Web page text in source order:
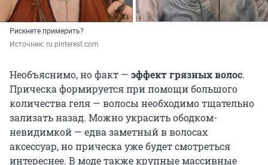
Рискнете примерить?
Источник: ru.pinterest.com
Необъяснимо, но факт — эффект грязных волос.
Прическа формируется при помощи большого
количества геля — волосы необходимо тщательно
зализать назад. Можно украсить ободком-
невидимкой — едва заметный в волосах
аксессуар, но прическа уже будет смотреться
интереснее. В моде также крупные массивные